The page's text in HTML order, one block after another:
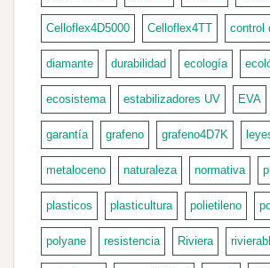
Celloflex4D5000 Celloflex4TT control
diamante durabilidad ecología
ecosistema estabilizadores UV EVA
garantía grafeno grafeno4D7K
metaloceno naturaleza normativa
plasticos plasticultura polietileno
polyane resistencia Riviera